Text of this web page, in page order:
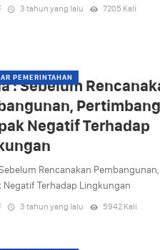
3 tahun yang lalu 7205 Kali
PEMERINTAHAN
: Sebelum
Negatif Terhadap
Rencanakan
Negatif Terhadap Lingkungan
3 tahun yang lalu 5942 Kali